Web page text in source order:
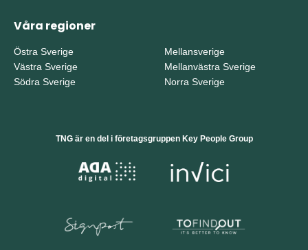
Våra regioner
Östra Sverige
Västra Sverige
Södra Sverige
Mellansverige
Mellanvästra Sverige
Norra Sverige
TNG är en del i företagsgruppen Key People Group